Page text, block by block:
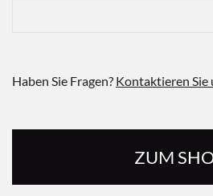
Haben Sie Fragen? Kontaktieren Sie
ZUM